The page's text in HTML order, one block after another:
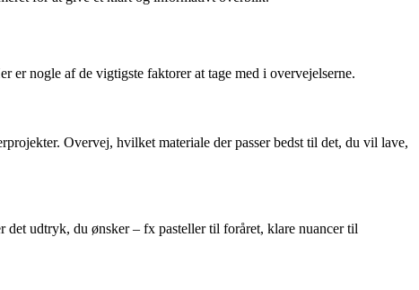
nogle af de vigtigste faktorer at tage med i overvejelserne.
Overvej, hvilket materiale der passer bedst til det, du vil lave,
det udtryk, du ønsker – fx pasteller til foråret, klare nuancer til